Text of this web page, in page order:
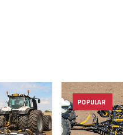
POPULAR